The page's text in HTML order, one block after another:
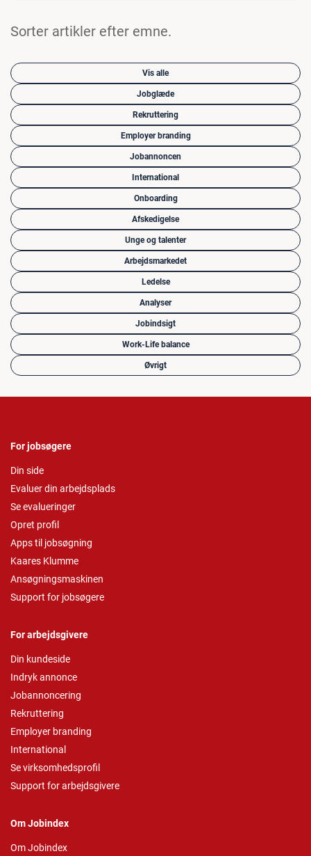
Sorter artikler efter emne.
Vis alle
Jobglæde
Rekruttering
Employer branding
Jobannoncen
International
Onboarding
Afskedigelse
Unge og talenter
Arbejdsmarkedet
Ledelse
Analyser
Jobindsigt
Work-Life balance
Øvrigt
For jobsøgere
Din side
Evaluer din arbejdsplads
Se evalueringer
Opret profil
Apps til jobsøgning
Kaares Klumme
Ansøgningsmaskinen
Support for jobsøgere
For arbejdsgivere
Din kundeside
Indryk annonce
Jobannoncering
Rekruttering
Employer branding
International
Se virksomhedsprofil
Support for arbejdsgivere
Om Jobindex
Om Jobindex